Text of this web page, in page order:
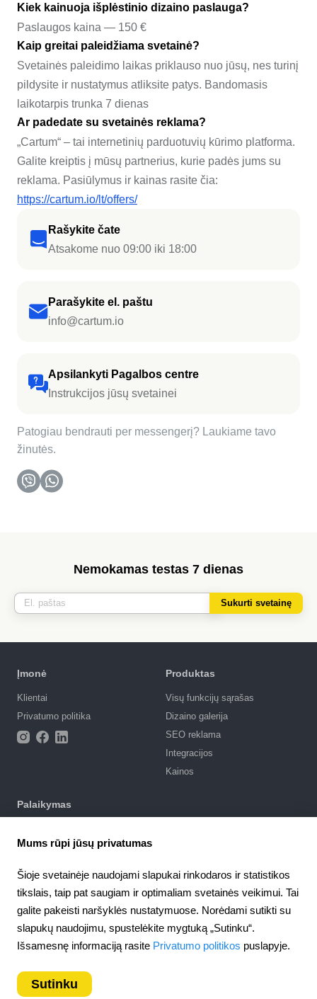
Rašykite čate
Atsakome nuo 09:00 iki 18:00
Parašykite el. paštu
info@cartum.io
Apsilankyti Pagalbos centre
Instrukcijos jūsų svetainei
Patogiau bendrauti per messengerį? Laukiame tavo
žinutės.
Kiek kainuoja išplėstinio dizaino paslauga?
Paslaugos kaina — 150 €
Kaip greitai paleidžiama svetainė?
Svetainės paleidimo laikas priklauso nuo jūsų, nes turinį
pildysite ir nustatymus atliksite patys. Bandomasis
laikotarpis trunka 7 dienas
Ar padedate su svetainės reklama?
„Cartum“ – tai internetinių parduotuvių kūrimo platforma.
Galite kreiptis į mūsų partnerius, kurie padės jums su
reklama. Pasiūlymus ir kainas rasite čia:
https://cartum.io/lt/offers/
Nemokamas testas 7 dienas
Sukurti svetainę
Įmonė
Klientai
Privatumo politika
Produktas
Visų funkcijų sąrašas
Dizaino galerija
SEO reklama
Integracijos
Kainos
Palaikymas
Parašyti užklausą
Partnerystė
Partnerių programa
4.6 924atsiliepimai
Lithuania
Mums rūpi jūsų privatumas
Šioje svetainėje naudojami slapukai rinkodaros ir statistikos
tikslais, taip pat saugiam ir optimaliam svetainės veikimui. Tai
galite pakeisti naršyklės nustatymuose. Norėdami sutikti su
slapukų naudojimu, spustelėkite mygtuką „Sutinku“.
Išsamesnę informaciją rasite Privatumo politikos puslapyje.
Sutinku